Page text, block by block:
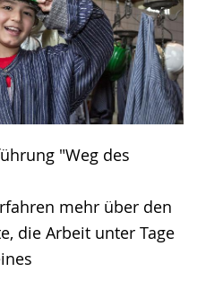
"Weg des
mehr über den
die Arbeit unter Tage